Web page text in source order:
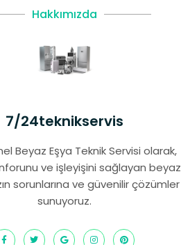
Hakkımızda
7/24teknikservis
Beyaz Eşya Teknik Servisi olarak,
ve işleyişini sağlayan beyaz
sorunlarına ve güvenilir çözümler
sunuyoruz.